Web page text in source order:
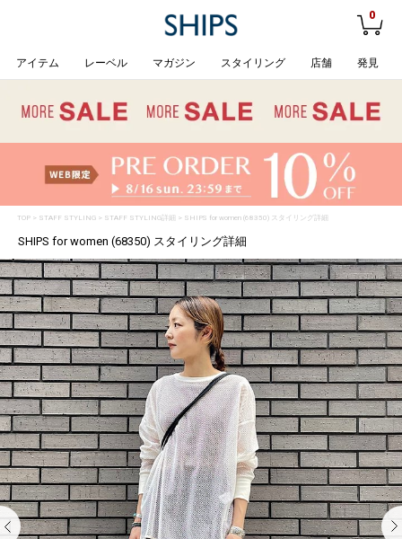
0
アイテム レーベル マガジン スタイリング 店舗 発見
TOP> STAFF STYLING> STAFF STYLING詳細 > SHIPS for women (68350) スタイリング詳細
SHIPS for women (68350) スタイリング詳細